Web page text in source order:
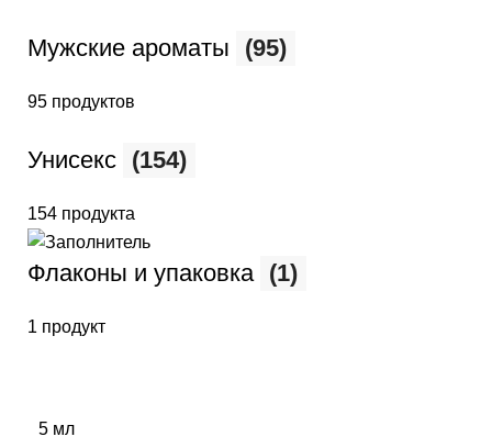
Мужские ароматы (95)
95 продуктов
Унисекс (154)
154 продукта
Флаконы и упаковка (1)
1 продукт
5 мл